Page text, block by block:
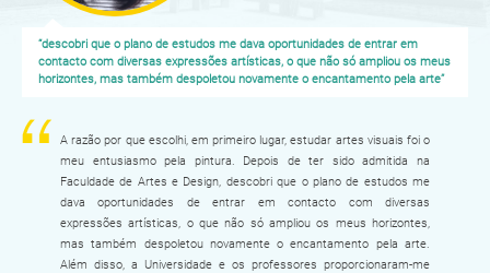
“descobri que o plano de estudos me dava oportunidades de entrar em
contacto com diversas expressões artísticas, o que não só ampliou os meus
horizontes, mas também despoletou novamente o encantamento pela arte”
A razão por que escolhi, em primeiro lugar, estudar artes visuais foi o
meu entusiasmo pela pintura. Depois de ter sido admitida na
Faculdade de Artes e Design, descobri que o plano de estudos me
dava oportunidades de entrar em contacto com diversas
expressões artísticas, o que não só ampliou os meus horizontes,
mas também despoletou novamente o encantamento pela arte.
Além disso, a Universidade e os professores proporcionaram-me